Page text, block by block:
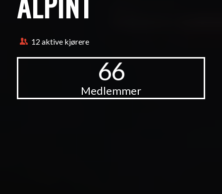
12 aktive kjørere
66
Medlemmer